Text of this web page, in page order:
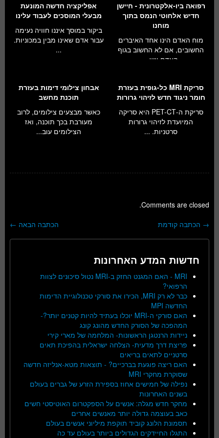
רפואה ביו-אלקטרונית - חיישן
חדיש אלחוטי הנמס בתוך
מוחנו
מוח האדם הינו אחד האיברים
החשובים, אם לא החשוב בגוף
האדם ויש...
אפליקציה חדשה המונעת
מבעלי המוסכים לעבוד עלינו
ביקור במוסך איננו חוויה נעימה
עבור אדם שאינו מבין במכוניות.
...
סריקת MRI כל-גופית בעזרת
חומר ניגוד חדש לזיהוי גרורות
סריקת ה-PET-CT היא סריקה
המיועדת לזיהוי גרורות
סרטניות. ...
אבחון צילומי דימות בעזרת
תוכנת מחשב
כאשר מבצעים צילומים, לרוב
מעורבת בכך תוכנה, ואז
הצילומים עוב...
Comments are closed.
ניווט בפוסטים הכתבה הבאה ← → הכתבה קודמת
חדשות המדע האחרונות
MRI - האם המגנט החזק ב-MRI נטול סיכונים לצוות
הרפואי?
כבר לא רק MRI, הכירו את סורקי טכנולוגיית הדימות
החדשה MPI
האם סורקי ה-MRI יוכלו בעתיד להיות קטנים יותר?-
המהפכה של הסורק החדש מהונג קונג
ניידות הרנטגן הראשונות- המלחמה של מארי קירי
פריצת דרך מדעית- הצלחה ישראלית בהפיכת תאים
סרטניים לתאים בריאים
האם ריצה פוגעת בברכיים? - תוצאות מטא-אנליזה חדשה
שסוקרת מחקרי MRI
נפילה של חמישים אחוז בספירת הזרע של גברים בעולם
בשנים האחרונות
מחקר חדש מגלה: אנשים על הספקטרום האוטיסטי חשים
כאב בעוצמה גדולה יותר מאנשים אחרים
תסמונת הלונג קוביד תוקפת מיליוני אנשים בעולם
התגלו החיידקים הגדולים ביותר בעולם עד כה